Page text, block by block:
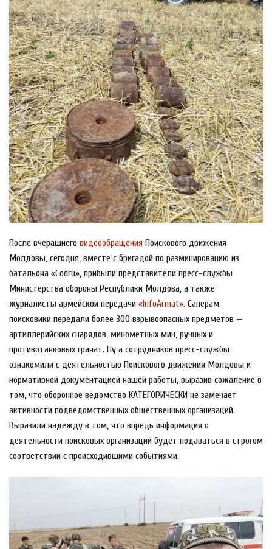
После вчерашнего видеообращения Поискового движения
Молдовы, сегодня, вместе с бригадой по разминированию из
батальона «Codru», прибыли представители пресс-службы
Министерства обороны Республики Молдова, а также
журналисты армейской передачи «InfoArmat». Саперам
поисковики передали более 300 взрывоопасных предметов —
артиллерийских снарядов, минометных мин, ручных и
противотанковых гранат. Ну а сотрудников пресс-службы
ознакомили с деятельностью Поискового движения Молдовы и
нормативной документацией нашей работы, выразив сожаление в
том, что оборонное ведомство КАТЕГОРИЧЕСКИ не замечает
активности подведомственных общественных организаций.
Выразили надежду в том, что впредь информация о
деятельности поисковых организаций будет подаваться в строгом
соответствии с происходившими событиями.